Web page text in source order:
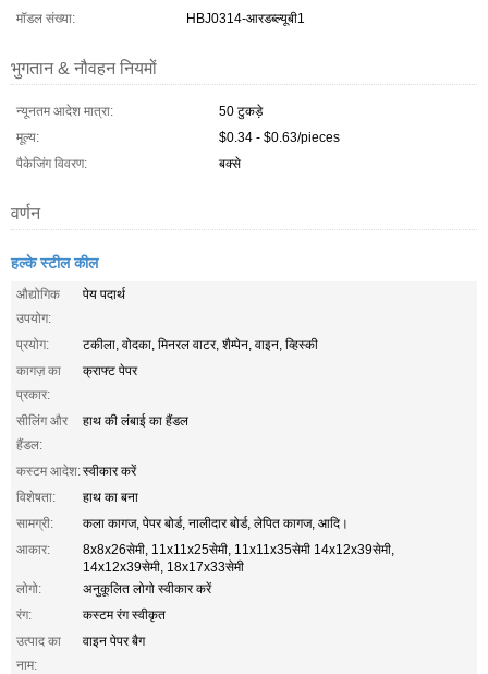
मॉडल संख्या:
HBJ0314-आरडब्ल्यूबी1
भुगतान & नौवहन नियमों
न्यूनतम आदेश मात्रा:
50 टुकड़े
मूल्य:
$0.34 - $0.63/pieces
पैकेजिंग विवरण:
बक्से
वर्णन
हल्के स्टील कील
औद्योगिक
उपयोग:
पेय पदार्थ
प्रयोग:
टकीला, वोदका, मिनरल वाटर, शैम्पेन, वाइन, व्हिस्की
कागज़ का
प्रकार:
क्राफ्ट पेपर
सीलिंग और
हैंडल:
हाथ की लंबाई का हैंडल
कस्टम आदेश:स्वीकार करें
विशेषता:
हाथ का बना
सामग्री:
कला कागज, पेपर बोर्ड, नालीदार बोर्ड, लेपित कागज, आदि।
आकार:
8x8x26सेमी, 11x11x25सेमी, 11x11x35सेमी 14x12x39सेमी,
14x12x39सेमी, 18x17x33सेमी
लोगो:
अनुकूलित लोगो स्वीकार करें
रंग:
कस्टम रंग स्वीकृत
उत्पाद का
नाम:
वाइन पेपर बैग